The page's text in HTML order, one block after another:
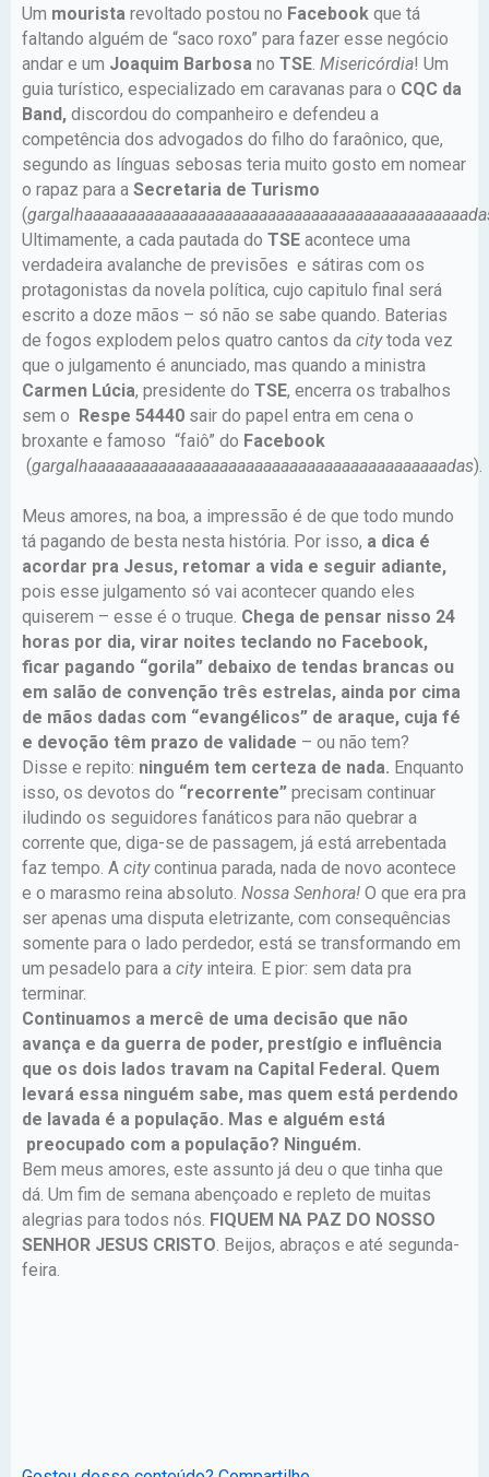
Um mourista revoltado postou no Facebook que tá
faltando alguém de “saco roxo” para fazer esse negócio
andar e um Joaquim Barbosa no TSE Misericórdia! Um
guia turístico, especializado em caravanas para o CQC da
Band, discordou do companheiro e defendeu a
competência dos advogados do filho do faraônico, que,
segundo as línguas sebosas teria muito gosto em nomear
o rapaz para a Secretaria de Turismo
(
Ultimamente, a cada pautada do TSE acontece uma
verdadeira avalanche de previsões e sátiras com os
protagonistas da novela política, cujo capitulo final será
escrito a doze mãos – só não se sabe quando. Baterias
de fogos explodem pelos quatro cantos da citytoda vez
que o julgamento é anunciado, mas quando a ministra
Carmen Lúcia, presidente do TSE, encerra os trabalhos
sem o Respe 54440 sair do papel entra em cena o
broxante e famoso “faiô” do Facebook
(gargalhaaaaaaaaaaaaaaaaaaaaaaaaaaaaaaaaaaaaaaaaadas).
Meus amores, na boa, a impressão é de que todo mundo
tá pagando de besta nesta história. Por isso, a dica é
acordar pra Jesus, retomar a vida e seguir adiante,
pois esse julgamento só vai acontecer quando eles
quiserem – esse é o truque. Chega de pensar nisso 24
horas por dia, virar noites teclando no Facebook,
ficar pagando “gorila” debaixo de tendas brancas ou
em salão de convenção três estrelas, ainda por cima
de mãos dadas com “evangélicos” de araque, cuja fé
e devoção têm prazo de validade – ou não tem?
Disse e repito: ninguém tem certeza de nada. Enquanto
isso, os devotos do “recorrente” precisam continuar
iludindo os seguidores fanáticos para não quebrar a
corrente que, diga-se de passagem, já está arrebentada
faz tempo. A citycontinua parada, nada de novo acontece
e o marasmo reina absoluto. Nossa Senhora! O que era pra
ser apenas uma disputa eletrizante, com consequências
somente para o lado perdedor, está se transformando em
um pesadelo para a cityinteira. E pior: sem data pra
terminar.
Continuamos a mercê de uma decisão que não
avança e da guerra de poder, prestígio e influência
que os dois lados travam na Capital Federal. Quem
levará essa ninguém sabe, mas quem está perdendo
de lavada é a população. Mas e alguém está
preocupado com a população? Ninguém.
Bem meus amores, este assunto já deu o que tinha que
dá. Um fim de semana abençoado e repleto de muitas
alegrias para todos nós. FIQUEM NA PAZ DO NOSSO
SENHOR JESUS CRISTO . Beijos, abraços e até segunda-
feira.